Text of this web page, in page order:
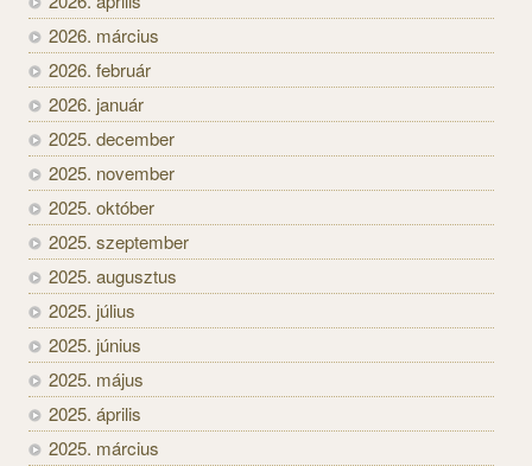
2026. március
2026. február
2026. január
2025. december
2025. november
2025. október
2025. szeptember
2025. augusztus
2025. július
2025. június
2025. május
2025. április
2025. március